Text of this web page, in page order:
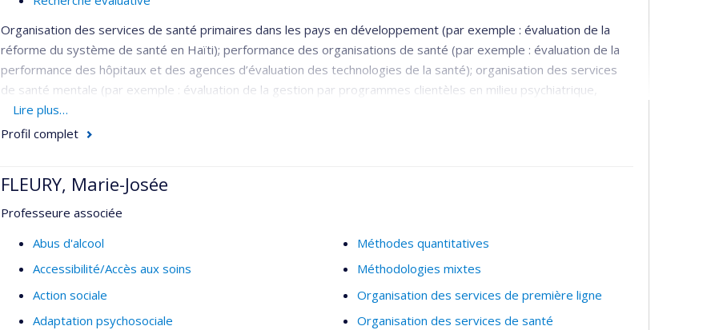
Organisation des services de santé primaires dans les pays en développement (par exemple : évaluation de la
réforme du système de santé en Haïti); performance des organisations de santé (par exemple : évaluation de la
performance des hôpitaux et des agences d’évaluation des technologies de la santé); organisation des services
de santé mentale (par exemple : évaluation de la gestion par programmes clientèles en milieu psychiatrique,
prévention du suicide chez les jeunes); organisation des services d'urgence (par exemple : évaluation du
traitement des appels aux services d’urgence, gestion des flottes ambulancières); traitement de l’information
Lire plus…
Profil complet
FLEURY, Marie-Josée
Professeure associée
Abus d'alcool
Accessibilité/Accès aux soins
Action sociale
Adaptation psychosociale
Méthodes quantitatives
Méthodologies mixtes
Organisation des services de première ligne
Organisation des services de santé